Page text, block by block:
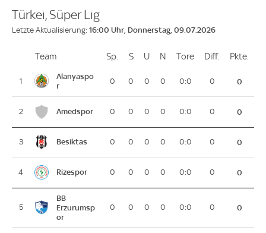
Türkei, Süper Lig
Letzte Aktualisierung: 16:00 Uhr, Donnerstag, 09.07.2026
PlatzTeam Sp. Spiele
SSiege
U Unentschieden
N Niederlagen
Tore ToreDiff. Differenz
Pkte.
1
Alanyaspo
r
0 0 0 0 0:0 0 0
2 Amedspor 0 0 0 0 0:0 0 0
3 Besiktas 0 0 0 0 0:0 0 0
4 Rizespor 0 0 0 0 0:0 0 0
5
BB
Erzurumsp
or
0 0 0 0 0:0 0 0